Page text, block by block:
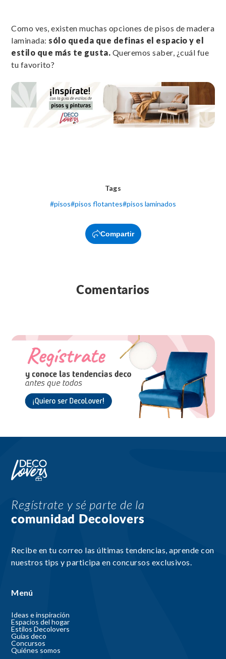
Como ves, existen muchas opciones de pisos de madera
laminada: sólo queda que definas el espacio y el
estilo que más te gusta. Queremos saber, ¿cuál fue
tu favorito?
Tags
#pisos#pisos flotantes#pisos laminados
Compartir
Comentarios
Regístrate y sé parte de la
comunidad Decolovers
Recibe en tu correo las últimas tendencias, aprende con
nuestros tips y participa en concursos exclusivos.
Menú
Ideas e inspiración
Espacios del hogar
Estilos Decolovers
Guías deco
Concursos
Quiénes somos